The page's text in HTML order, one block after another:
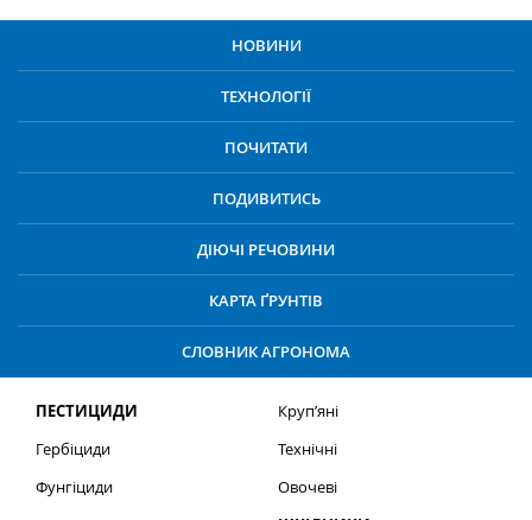
НОВИНИ
ТЕХНОЛОГІЇ
ПОЧИТАТИ
ПОДИВИТИСЬ
ДІЮЧІ РЕЧОВИНИ
КАРТА ҐРУНТІВ
СЛОВНИК АГРОНОМА
ПЕСТИЦИДИ
Гербіциди
Фунгіциди
Круп’яні
Технічні
Овочеві